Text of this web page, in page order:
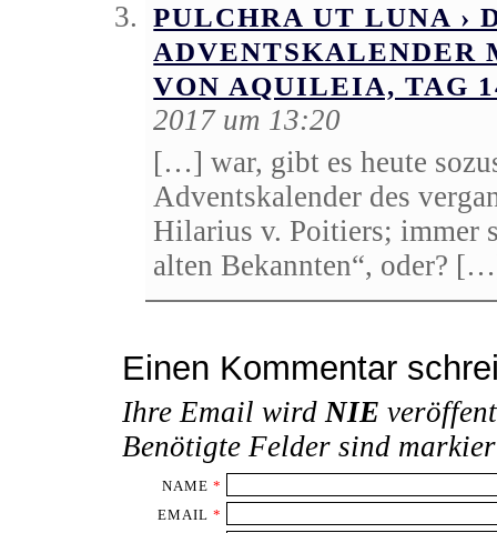
PULCHRA UT LUNA ›
ADVENTSKALENDER
VON AQUILEIA, TAG
2017 um 13:20
[…] war, gibt es heute
Adventskalender des
Hilarius v. Poitiers; immer
alten Bekannten“, oder?
Einen Kommentar
Ihre Email wirdNIE
Benötigte Felder sind
NAME *
EMAIL *